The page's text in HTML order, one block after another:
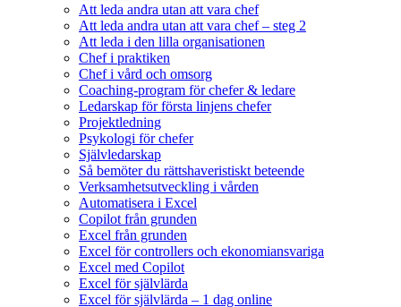
Att leda andra utan att vara chef
Att leda andra utan att vara chef – steg 2
Att leda i den lilla organisationen
Chef i praktiken
Chef i vård och omsorg
Coaching-program för chefer & ledare
Ledarskap för första linjens chefer
Projektledning
Psykologi för chefer
Självledarskap
Så bemöter du rättshaveristiskt beteende
Verksamhetsutveckling i vården
Automatisera i Excel
Copilot från grunden
Excel från grunden
Excel för controllers och ekonomiansvariga
Excel med Copilot
Excel för självlärda
Excel för självlärda – 1 dag online